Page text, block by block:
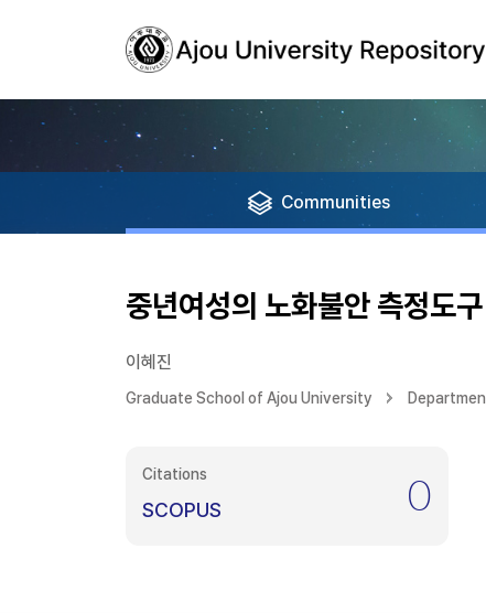
Communities
중년여성의 노화불안 측정도
이혜진
Graduate School of Ajou University
Citations
SCOPUS 0